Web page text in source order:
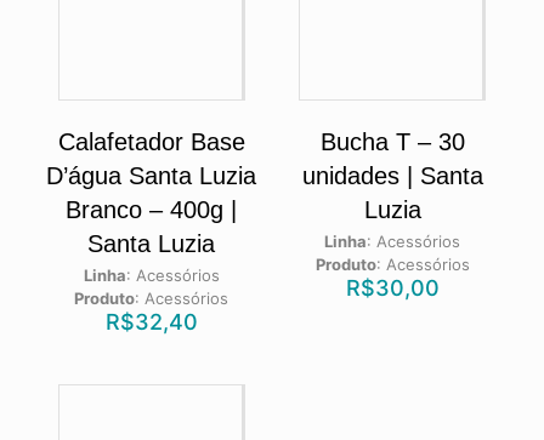
Calafetador Base
D’água Santa Luzia
Branco – 400g |
Santa Luzia
Linha: Acessórios
Produto: Acessórios
R$32,40
Bucha T – 30
unidades | Santa
Luzia
Linha: Acessórios
Produto: Acessórios
R$30,00